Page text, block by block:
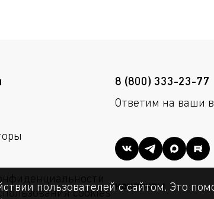
cookies
8 (800) 333-23-77
Ответим на ваши
контакты
пользователей с сайтом. Это